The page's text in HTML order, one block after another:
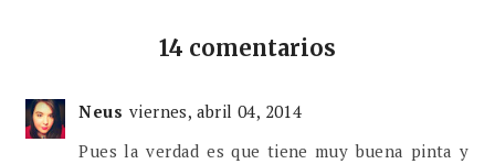
14 comentarios
Neus viernes, abril 04, 2014
Pues la verdad es que tiene muy buena pinta y